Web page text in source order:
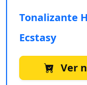
Tonalizante
Ecstasy
Ver